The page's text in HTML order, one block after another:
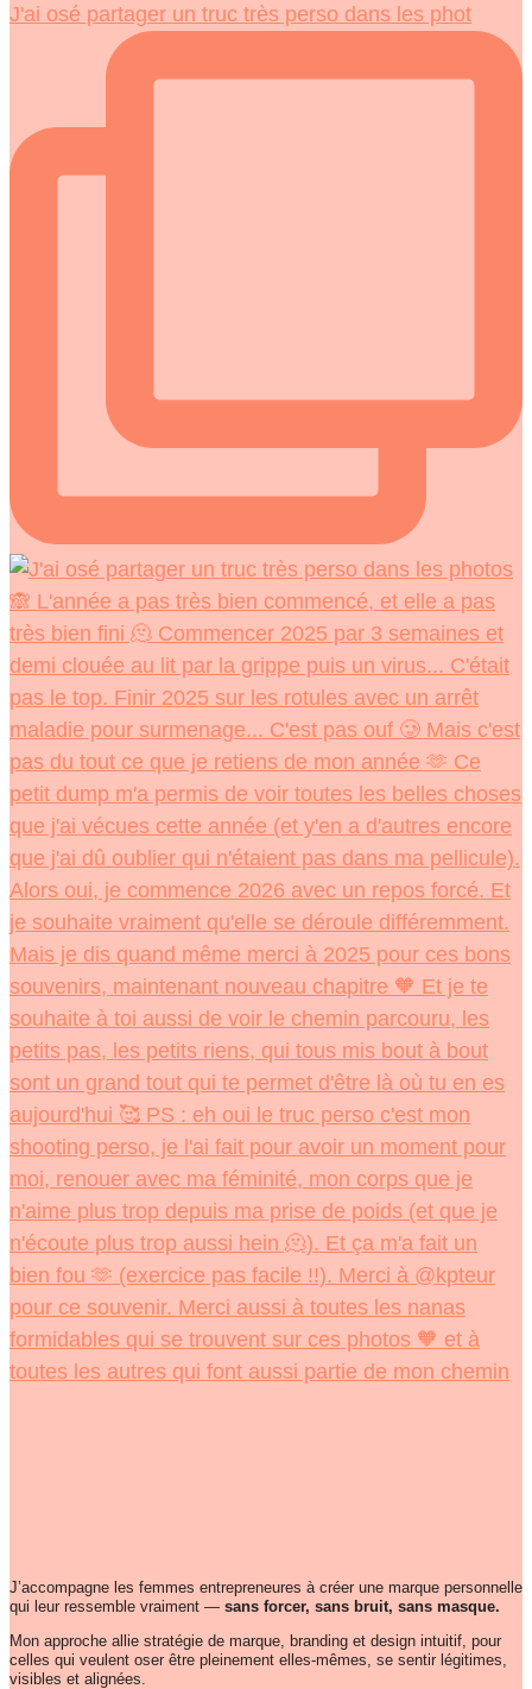
J'ai osé partager un truc très perso dans les phot
J’accompagne les femmes entrepreneures à créer une marque personnelle
qui leur ressemble vraiment — sans forcer, sans bruit, sans masque.
Mon approche allie stratégie de marque, branding et design intuitif, pour
celles qui veulent oser être pleinement elles-mêmes, se sentir légitimes,
visibles et alignées.